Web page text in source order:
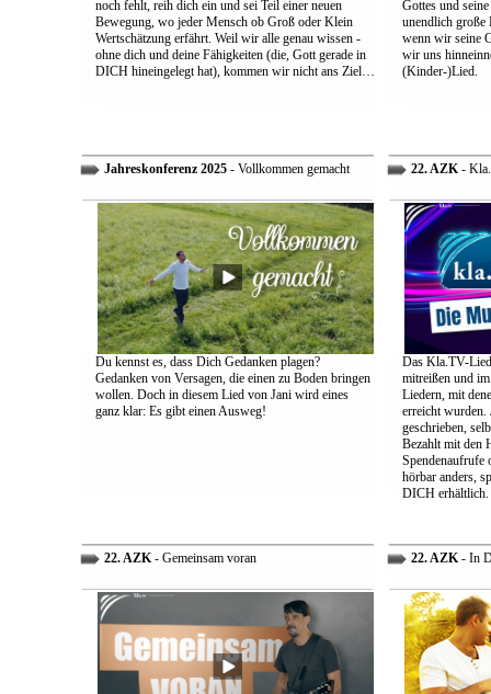
noch fehlt, reih dich ein und sei Teil einer neuen
Bewegung, wo jeder Mensch ob Groß oder Klein
Wertschätzung erfährt. Weil wir alle genau wissen -
ohne dich und deine Fähigkeiten (die, Gott gerade in
DICH hineingelegt hat), kommen wir nicht ans Ziel…
Gottes und
unendlich große
wenn wir seine
wir uns
(Kinder-)Lied.
Jahreskonferenz 2025- Vollkommen gemacht
Du kennst es, dass Dich Gedanken plagen?
Gedanken von Versagen, die einen zu Boden bringen
wollen. Doch in diesem Lied von Jani wird eines
ganz klar: Es gibt einen Ausweg!
22. AZK-
Das Kla.TV-
mitreißen und
Liedern, mit
erreicht wurden.
geschrieben,
Bezahlt mit den
Spendenaufrufe
hörbar anders,
DICH erhältlich.
22. AZK- Gemeinsam voran 22. AZK- In